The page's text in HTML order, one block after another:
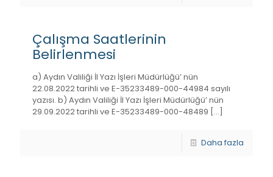
Çalışma Saatlerinin
Belirlenmesi
a) Aydın Valiliği İl Yazı İşleri Müdürlüğü’ nün
22.08.2022 tarihli ve E-35233489-000-44984 sayılı
yazısı. b) Aydın Valiliği İl Yazı İşleri Müdürlüğü’ nün
29.09.2022 tarihli ve E-35233489-000-48489 […]
Daha fazla